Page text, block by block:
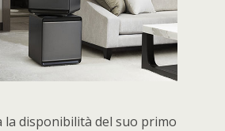
la disponibilità del suo primo